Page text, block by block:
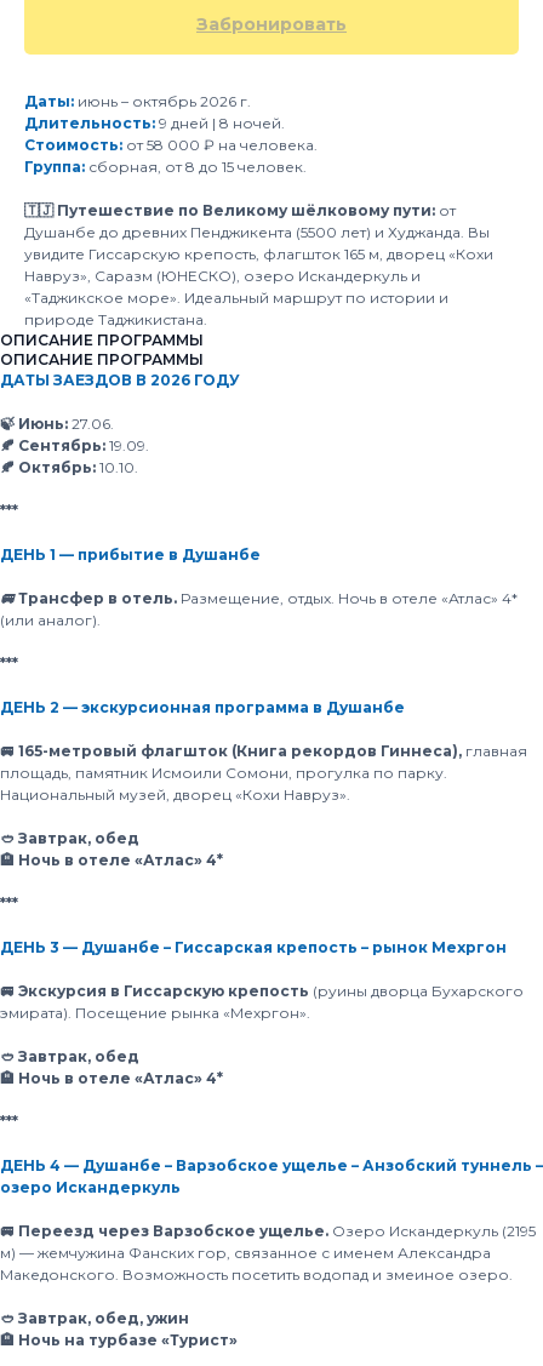
Забронировать
Даты: июнь – октябрь 2026 г.
Длительность: 9 дней | 8 ночей.
Стоимость: от 58 000 ₽ на человека.
Группа: сборная, от 8 до 15 человек.
🇹🇯 Путешествие по Великому шёлковому пути: от
Душанбе до древних Пенджикента (5500 лет) и Худжанда. Вы
увидите Гиссарскую крепость, флагшток 165 м, дворец «Кохи
Навруз», Саразм (ЮНЕСКО), озеро Искандеркуль и
«Таджикское море». Идеальный маршрут по истории и
природе Таджикистана.
ОПИСАНИЕ ПРОГРАММЫ
ОПИСАНИЕ ПРОГРАММЫ
ДАТЫ ЗАЕЗДОВ В 2026 ГОДУ
🍃 Июнь: 27.06.
🍂 Сентябрь: 19.09.
🍂 Октябрь: 10.10.
***
ДЕНЬ 1 — прибытие в Душанбе
🚐 Трансфер в отель. Размещение, отдых. Ночь в отеле «Атлас» 4*
(или аналог).
***
ДЕНЬ 2 — экскурсионная программа в Душанбе
🚐 165-метровый флагшток (Книга рекордов Гиннеса), главная
площадь, памятник Исмоили Сомони, прогулка по парку.
Национальный музей, дворец «Кохи Навруз».
🥙 Завтрак, обед
🏨 Ночь в отеле «Атлас» 4*
***
ДЕНЬ 3 — Душанбе – Гиссарская крепость – рынок Мехргон
🚐 Экскурсия в Гиссарскую крепость (руины дворца Бухарского
эмирата). Посещение рынка «Мехргон».
🥙 Завтрак, обед
🏨 Ночь в отеле «Атлас» 4*
***
ДЕНЬ 4 — Душанбе – Варзобское ущелье – Анзобский туннель –
озеро Искандеркуль
🚐 Переезд через Варзобское ущелье. Озеро Искандеркуль (2195
м) — жемчужина Фанских гор, связанное с именем Александра
Македонского. Возможность посетить водопад и змеиное озеро.
🥙 Завтрак, обед, ужин
🏨 Ночь на турбазе «Турист»